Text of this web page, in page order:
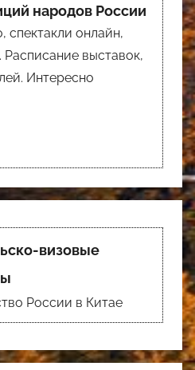
народов России
спектакли онлайн,
Расписание выставок,
Интересно
визовые
России в Китае